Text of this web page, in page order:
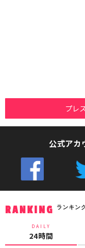
プレ
公式アカ
RANKING ランキン
DAILY
24時間